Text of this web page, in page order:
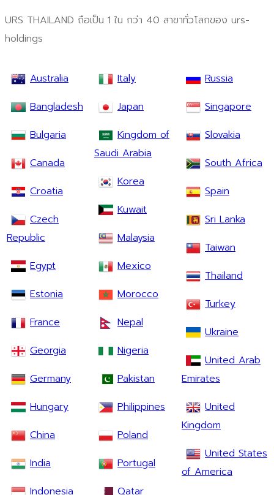
URS THAILAND ถือเป็น 1 ใน กว่า 40 สาขาทั่วโลกของ urs-
holdings
Australia
Bangladesh
Bulgaria
Canada
Croatia
Czech
Republic
Egypt
Estonia
France
Georgia
Germany
Hungary
China
India
Indonesia
Italy
Japan
Kingdom of
Saudi Arabia
Korea
Kuwait
Malaysia
Mexico
Morocco
Nepal
Nigeria
Pakistan
Philippines
Poland
Portugal
Qatar
Russia
Singapore
Slovakia
South Africa
Spain
Sri Lanka
Taiwan
Thailand
Turkey
Ukraine
United Arab
Emirates
United
Kingdom
United States
of America